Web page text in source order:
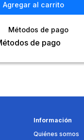
Agregar al carrito
Métodos de pago
Información
Quiénes somos